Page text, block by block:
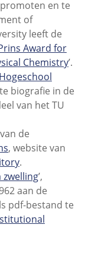
en te
of
leeft de
Award for
Chemistry’.
biografie in de
van het TU
de
, website van
.
zwelling’,
aan de
pdf-bestand te